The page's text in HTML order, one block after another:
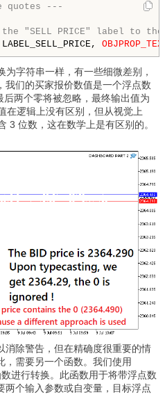
quotes ---
"SELL PRICE" label to
为字符串一样，有一些细微差别，
我们的买家报价数值是一个浮点数
两个零将被忽略，最终输出值为
在逻辑上没有区别，但从视觉上
3 位数，这在数学上是有区别的。
消除警告，但在精确度很重要的情
，需要另一个函数。我们使用
数进行转换。此函数用于将带浮点数
两个输入参数或自变量，目标浮点